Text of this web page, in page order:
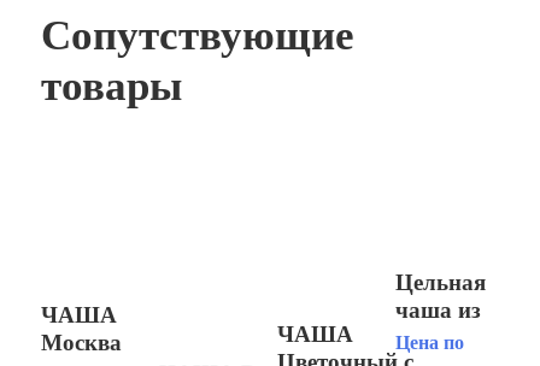
Сопутствующие
товары
ЧАША
Москва
ЧАША
Цельная
чаша из
мрамора
Цена по